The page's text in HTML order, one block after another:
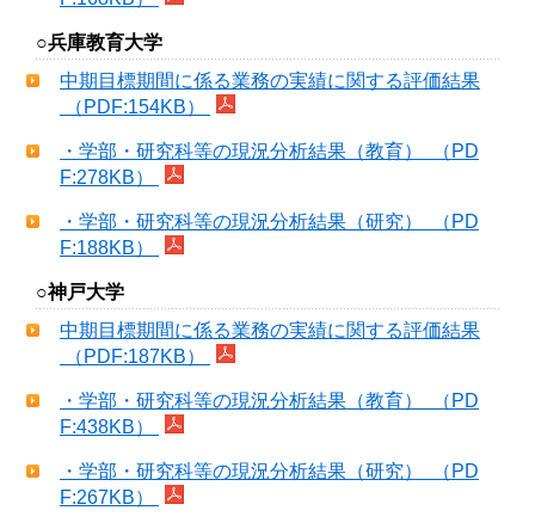
○兵庫教育大学
中期目標期間に係る業務の実績に関する評価結果
（PDF:154KB）
・学部・研究科等の現況分析結果（教育） （PD
F:278KB）
・学部・研究科等の現況分析結果（研究） （PD
F:188KB）
○神戸大学
中期目標期間に係る業務の実績に関する評価結果
（PDF:187KB）
・学部・研究科等の現況分析結果（教育） （PD
F:438KB）
・学部・研究科等の現況分析結果（研究） （PD
F:267KB）